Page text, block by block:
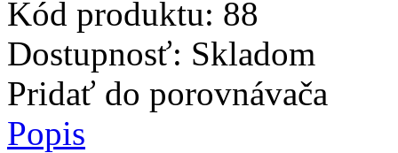
Kód produktu: 88
Dostupnosť: Skladom
Pridať do porovnávača
Popis